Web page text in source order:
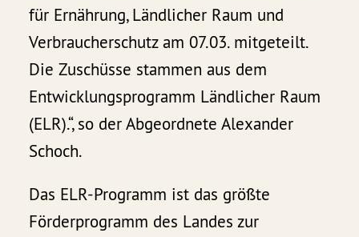
für Ernährung, Ländlicher Raum und
Verbraucherschutz am 07.03. mitgeteilt.
Die Zuschüsse stammen aus dem
Entwicklungsprogramm Ländlicher Raum
(ELR).“, so der Abgeordnete Alexander
Schoch.
Das ELR-Programm ist das größte
Förderprogramm des Landes zur